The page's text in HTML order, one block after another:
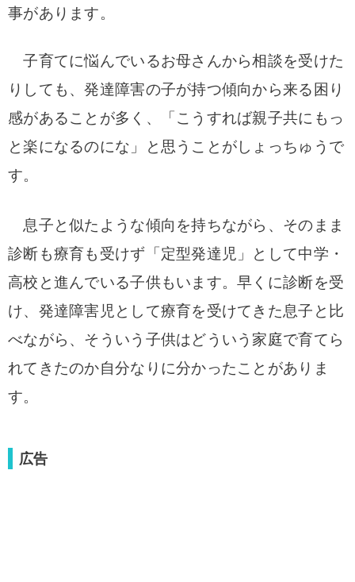
事があります。
子育てに悩んでいるお母さんから相談を受けた
りしても、発達障害の子が持つ傾向から来る困り
感があることが多く、「こうすれば親子共にもっ
と楽になるのにな」と思うことがしょっちゅうで
す。
息子と似たような傾向を持ちながら、そのまま
診断も療育も受けず「定型発達児」として中学・
高校と進んでいる子供もいます。早くに診断を受
け、発達障害児として療育を受けてきた息子と比
べながら、そういう子供はどういう家庭で育てら
れてきたのか自分なりに分かったことがありま
す。
広告